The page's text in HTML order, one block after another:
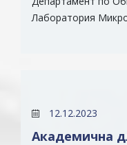
Лаборатория
12.12.2023
Академична